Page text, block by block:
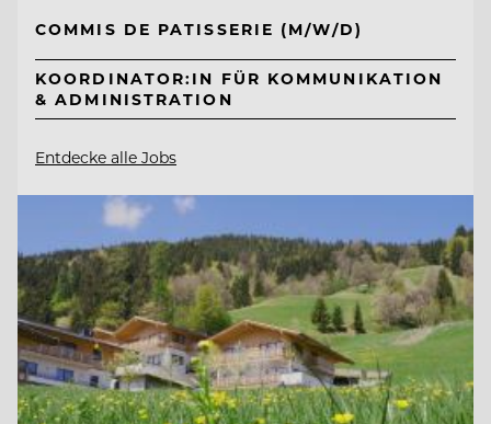
COMMIS DE PATISSERIE (M/W/D)
KOORDINATOR:IN FÜR KOMMUNIKATION
& ADMINISTRATION
Entdecke alle Jobs